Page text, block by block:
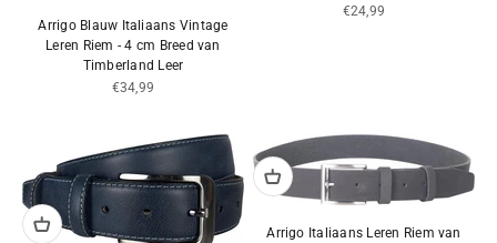
Arrigo Blauw Italiaans Vintage
Leren Riem - 4 cm Breed van
Timberland Leer
Aanbiedingsprijs
€34,99
Aanbiedingsprijs
€24,99
Arrigo Italiaans Leren Riem van